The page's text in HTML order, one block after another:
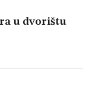
u dvorištu